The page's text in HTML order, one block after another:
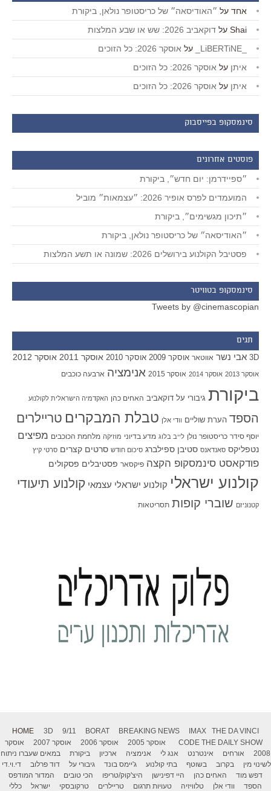
אחד על ״האודיסאה״ של כריסטופר נולאן, ביקורת
Shai על דוקאביב 2026: שש או שבע המלצות
על אוסקר 2026: כל הזוכים
איתן על אוסקר 2026: כל הזוכים
איתן על אוסקר 2026: כל הזוכים
סינמסקופ בפייסבוק
פוסטים אחרונים
״ספיידרמן: יום חדש״, ביקורת
המועמדים לפרס אופיר 2026: ״עצמאות״ מוביל
״תיכון מגשימים״, ביקורת
״האודיסאה״ של כריסטופר נולאן, ביקורת
פסטיבל הקולנוע בירושלים 2026: שמונה או תשע המלצות
סינמסקופ בטוויטר
Tweets by @cinemascopian
תגים
3D אבי נשר אווטאר אוסקר 2009 אוסקר 2010 אוסקר 2011 אוסקר 2012
אוסקר 2013 אוסקר 2014 אוסקר 2015 אנימציה ארבעה כוכבים
ביקורת גיבורי על דוקאביב האחים כהן האקדמיה הישראלית לקולנוע
הספד הערת שוליים וודי אלן טבלת המבקרים טריילרים
יוסף סידר כריסטופר נולן לייב בלוג מדע בדיוני מוזיקה מלחמת הכוכבים מפיצים
נטפליקס סאנדאנס סטיבן ספילברג סיכום חודש סרטים קצרים סרטי קיץ
פודקאסט סינמסקופ הקצה פיקסאר פסטיבלים פסקולים
קולנוע ישראלי קולנוע ישראלי עצמאי קולנוע תיעודי
קטנוניזם שוברי קופות תסריטאות
HOME 3D 9/11 BORAT BREAKING NEWS IMAX
THE DA VINCI
CODE THE DAILY SHOW אוסקר 2005 אוסקר 2006 אוסקר 2007
אוסקר
2008
אורחים אינטרנט אנג לי אנימציה ארכיון ביקורת
במאים שעברו ניתוח
לשינוי מין
בקרוב בשוטף בתי קולנוע ג'יימס בונד גיבורי על דוד פרלוב
די.וי.די
דפש מוד
האחים כהן היי דפינישן היצ'קוק/טריפו הכי טובים
המדור המודפס
הספד
וודי אלן טלוויזיה טעויות תרגום טריילרים טרקובסקי ישראל כללי